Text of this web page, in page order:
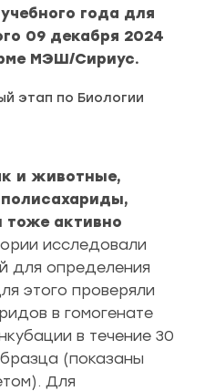
года для
09 декабря 2024
МЭШ/Сириус.
этап по Биологии
и животные,
тоже активно
исследовали
для определения
этого проверяли
в гомогенате
в течение 30
(показаны
Для